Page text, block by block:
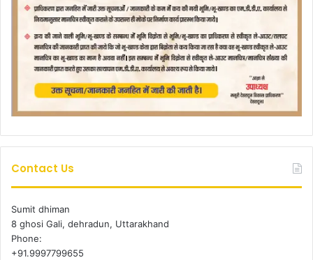
Contact Us
Sumit dhiman
8 ghosi Gali, dehradun, Uttarakhand
Phone:
+91.9997799655